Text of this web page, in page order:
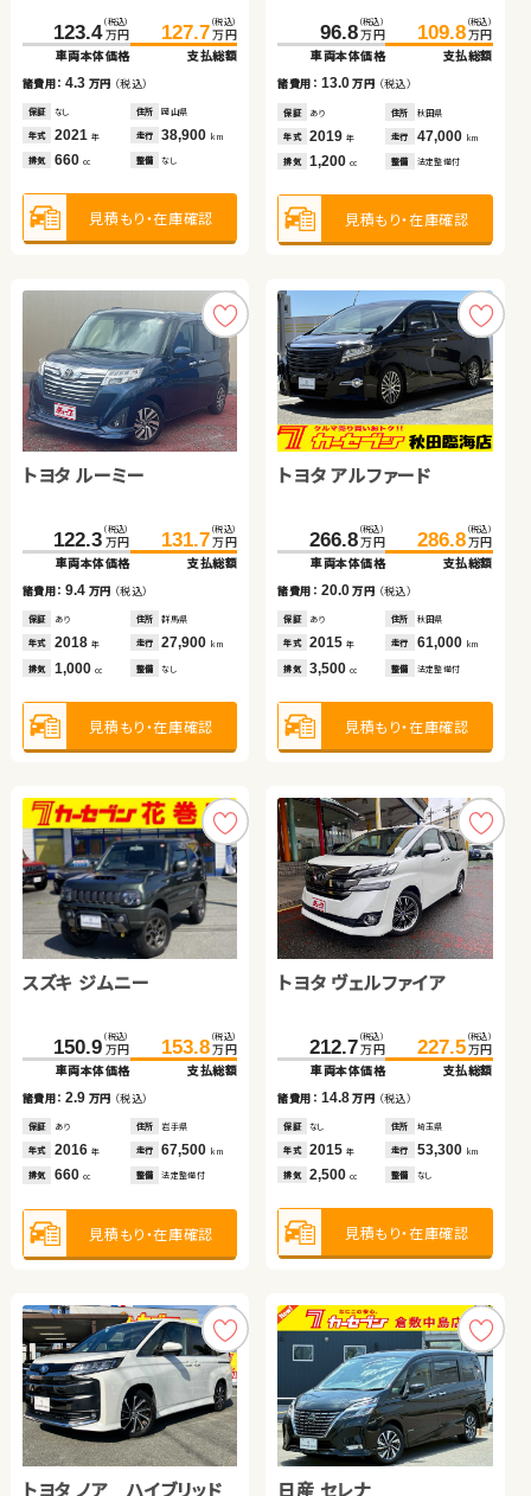
123.4（税込）
万円
車両本体価格
127.7 （税込）
万円
支払総額
諸費用：4.3 万円 （税込）
保証 なし 住所 岡山県
年式 2021 年 走行 38,900 km
排気 660 cc 整備 なし
見積もり・在庫確認
96.8 （税込）
万円
車両本体価格
109.8 （税込）
万円
支払総額
諸費用： 13.0万円 （税込）
保証 あり 住所 秋田県
年式 2019年 走行 47,000 km
排気 1,200cc 整備 法定整備付
見積もり・在庫確認
トヨタ ルーミー
122.3 （税込）
万円
車両本体価格
131.7 （税込）
万円
支払総額
諸費用：9.4 万円 （税込）
保証 あり 住所 群馬県
年式 2018 年 走行 27,900 km
排気 1,000 cc 整備 なし
見積もり・在庫確認
トヨタ アルファード
266.8 （税込）
万円
車両本体価格
286.8 （税込）
万円
支払総額
諸費用： 20.0万円 （税込）
保証 あり 住所 秋田県
年式 2015年 走行 61,000 km
排気 3,500cc 整備 法定整備付
見積もり・在庫確認
スズキ ジムニー
150.9 （税込）
万円
車両本体価格
153.8 （税込）
万円
支払総額
諸費用：2.9 万円 （税込）
保証 あり 住所 岩手県
年式 2016 年 走行 67,500 km
排気 660 cc 整備 法定整備付
見積もり・在庫確認
トヨタ ヴェルファイア
212.7 （税込）
万円
車両本体価格
227.5 （税込）
万円
支払総額
諸費用： 14.8万円 （税込）
保証 なし 住所 埼玉県
年式 2015年 走行 53,300 km
排気 2,500cc 整備 なし
見積もり・在庫確認
トヨタ ノア ハイブリッド 日産 セレナ
トヨタ プリウス
360.9万円
車両本体価格
諸費用：14.9万円 （税込）
保証 あり 住所 埼玉県
2023 19,500
排気 2,000cc 整備 法定整備付
トヨタ アクア
46.5万円
車両本体価格
諸費用：13.2万円 （税込）
保証 なし 住所 茨城県
排気 1,500cc 整備 法定整備付
トヨタ アクア
48.0万円
車両本体価格
諸費用：17.2万円 （税込）
保証 あり 住所 千葉県
排気 1,500cc 整備 法定整備付
ホンダ フリード
78.0万円
車両本体価格
諸費用：13.9万円 （税込）
保証 あり 住所 千葉県
排気 1,500cc 整備 法定整備付
スバル フォレスター ハイ
ブリッド
291.6万円
車両本体価格
諸費用：13.3万円 （税込）
保証 あり 住所 福島県
排気 2,000cc 整備 なし
日産 エクストレイル
358.0万円
車両本体価格
諸費用：11.9万円 （税込）
保証 あり 住所 岡山県
排気 1,500cc 整備 法定整備付
スズキ スイフト
142.3（税込）
万円
車両本体価格
諸費用：9.1 万円 （税込）
保証 あり 住所 茨城県
2018年 17,100km
排気 1,000cc 整備 なし
トヨタ ノア ハイブリッド
215.4（税込）
万円
車両本体価格
諸費用：14.4万円 （税込）
保証 あり 住所 宮城県
排気 1,800cc 整備 法定整備付
ホンダ フィット シャトル
64.4（税込）
万円
車両本体価格
諸費用：10.4万円 （税込）
保証 あり 住所 青森県
排気 1,500cc 整備 法定整備付
スズキ ワゴンＲ スティン
グレー
116.0（税込）
万円
車両本体価格
諸費用：9.8 万円 （税込）
保証 あり 住所 岩手県
排気 660 整備 法定整備付
ホンダ Ｎ ＢＯＸ
56.6万円
車両本体価格
諸費用：8.2 万円 （税込）
保証 あり 住所 青森県
排気 660 整備 法定整備付
ホンダ フリード
155.8万円
車両本体価格
諸費用：9.5 万円 （税込）
保証 あり 住所 福島県
2018 17,300
排気 1,500cc 整備 法定整備付